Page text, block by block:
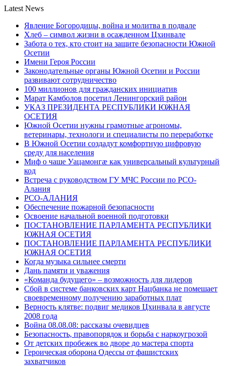
Latest News
Явление Богородицы, война и молитва в подвале
Хлеб – символ жизни в осажденном Цхинвале
Забота о тех, кто стоит на защите безопасности Южной
Осетии
Имени Героя России
Законодательные органы Южной Осетии и России
развивают сотрудничество
100 миллионов для гражданских инициатив
Марат Камболов посетил Ленингорский район
УКАЗ ПРЕЗИДЕНТА РЕСПУБЛИКИ ЮЖНАЯ
ОСЕТИЯ
Южной Осетии нужны грамотные агрономы,
ветеринары, технологи и специалисты по переработке
В Южной Осетии создадут комфортную цифровую
среду для населения
Миф о чаше Уацамонгæ как универсальный культурный
код
Встреча с руководством ГУ МЧС России по РСО-
Алания
РСО-АЛАНИЯ
Обеспечение пожарной безопасности
Освоение начальной военной подготовки
ПОСТАНОВЛЕНИЕ ПАРЛАМЕНТА РЕСПУБЛИКИ
ЮЖНАЯ ОСЕТИЯ
ПОСТАНОВЛЕНИЕ ПАРЛАМЕНТА РЕСПУБЛИКИ
ЮЖНАЯ ОСЕТИЯ
Когда музыка сильнее смерти
Дань памяти и уважения
«Команда будущего» – возможность для лидеров
Сбой в системе банковских карт Нацбанка не помешает
своевременному получению заработных плат
Верность клятве: подвиг медиков Цхинвала в августе
2008 года
Война 08.08.08: рассказы очевидцев
Безопасность, правопорядок и борьба с наркоугрозой
От детских пробежек во дворе до мастера спорта
Героическая оборона Одессы от фашистских
захватчиков